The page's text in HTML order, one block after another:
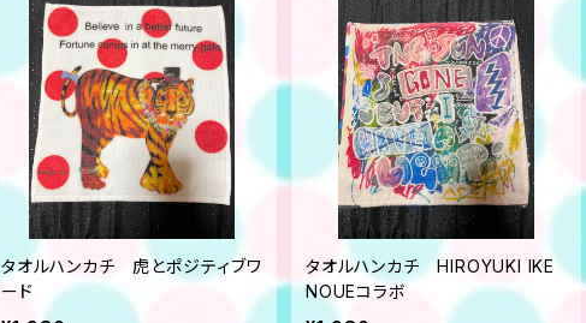
タオルハンカチ 虎とポジティブワ
ード
タオルハンカチ HIROYUKI IKE
NOUEコラボ